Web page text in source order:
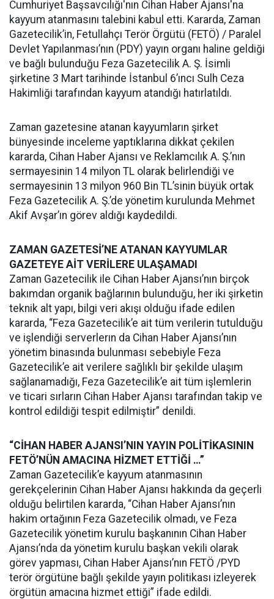
Cumhuriyet Başsavcılığı'nın Cihan Haber Ajansı'na
kayyum atanmasını talebini kabul etti. Kararda, Zaman
Gazetecilik’in, Fetullahçı Terör Örgütü (FETÖ) / Paralel
Devlet Yapılanması’nın (PDY) yayın organı haline geldiği
ve bağlı bulunduğu Feza Gazetecilik A. Ş. İsimli
şirketine 3 Mart tarihinde İstanbul 6’ıncı Sulh Ceza
Hakimliği tarafından kayyum atandığı hatırlatıldı.
Zaman gazetesine atanan kayyumların şirket
bünyesinde inceleme yaptıklarına dikkat çekilen
kararda, Cihan Haber Ajansı ve Reklamcılık A. Ş.’nın
sermayesinin 14 milyon TL olarak belirlendiği ve
sermayesinin 13 milyon 960 Bin TL’sinin büyük ortak
Feza Gazetecilik A. Ş.’de yönetim kurulunda Mehmet
Akif Avşar’ın görev aldığı kaydedildi.
ZAMAN GAZETESİ’NE ATANAN KAYYUMLAR
GAZETEYE AİT VERİLERE ULAŞAMADI
Zaman Gazetecilik ile Cihan Haber Ajansı’nın birçok
bakımdan organik bağlarının bulunduğu, her iki şirketin
teknik alt yapı, bilgi veri akışı olduğu ifade edilen
kararda, “Feza Gazetecilik’e ait tüm verilerin tutulduğu
ve işlendiği serverlerın da Cihan Haber Ajansı’nın
yönetim binasında bulunması sebebiyle Feza
Gazetecilik’e ait verilere sağlıklı bir şekilde ulaşım
sağlanamadığı, Feza Gazetecilik’e ait tüm işlemlerin
ve ticari sırların Cihan Haber Ajansı tarafından takip ve
kontrol edildiği tespit edilmiştir” denildi.
“CİHAN HABER AJANSI’NIN YAYIN POLİTİKASININ
FETÖ’NÜN AMACINA HİZMET ETTİĞİ …”
Zaman Gazetecilik’e kayyum atanmasının
gerekçelerinin Cihan Haber Ajansı hakkında da geçerli
olduğu belirtilen kararda, “Cihan Haber Ajansı’nın
hakim ortağının Feza Gazetecilik olmadı, ve Feza
Gazetecilik yönetim kurulu başkanının Cihan Haber
Ajansı’nda da yönetim kurulu başkan vekili olarak
görev yapması, Cihan Haber Ajansı’nın FETÖ /PYD
terör örgütüne bağlı şekilde yayın politikası izleyerek
örgütün amacına hizmet ettiği” ifade edildi.